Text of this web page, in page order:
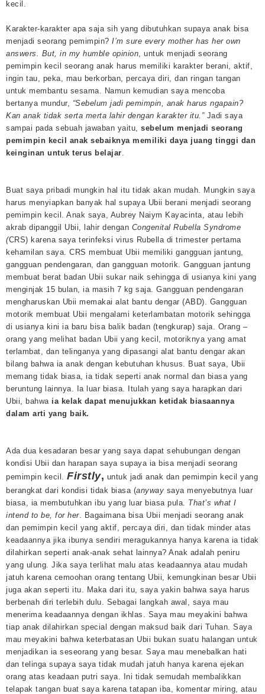
kecil.
Karakter-karakter apa saja sih yang dibutuhkan supaya anak bisa
menjadi seorang pemimpin? I’m sure every mother has her own
answers. But, in my humble opinion , untuk menjadi seorang
pemimpin kecil seorang anak harus memiliki karakter berani, aktif,
ingin tau, peka, mau berkorban, percaya diri, dan ringan tangan
untuk membantu sesama. Namun kemudian saya mencoba
bertanya mundur, “Sebelum jadi pemimpin, anak harus ngapain?
Kan anak tidak serta merta lahir dengan karakter itu.”Jadi saya
sampai pada sebuah jawaban yaitu, sebelum menjadi seorang
pemimpin kecil anak sebaiknya memiliki daya juang tinggi dan
keinginan untuk terus belajar
Buat saya pribadi mungkin hal itu tidak akan mudah. Mungkin saya
harus menyiapkan banyak hal supaya Ubii berani menjadi seorang
pemimpin kecil. Anak saya, Aubrey Naiym Kayacinta, atau lebih
akrab dipanggil Ubii, lahir dengan Congenital Rubella Syndrome
(CRS) karena saya terinfeksi virus Rubella di trimester pertama
kehamilan saya. CRS membuat Ubii memiliki gangguan jantung,
gangguan pendengaran, dan gangguan motorik. Gangguan jantung
membuat berat badan Ubii sukar naik sehingga di usianya kini yang
menginjak 15 bulan, ia masih 7 kg saja. Gangguan pendengaran
mengharuskan Ubii memakai alat bantu dengar (ABD). Gangguan
motorik membuat Ubii mengalami keterlambatan motorik sehingga
di usianya kini ia baru bisa balik badan (tengkurap) saja. Orang –
orang yang melihat badan Ubii yang kecil, motoriknya yang amat
terlambat, dan telinganya yang dipasangi alat bantu dengar akan
bilang bahwa ia anak dengan kebutuhan khusus. Buat saya, Ubii
memang tidak biasa, ia tidak seperti anak normal dan biasa yang
beruntung lainnya. Ia luar biasa. Itulah yang saya harapkan dari
Ubii, bahwa ia kelak dapat menujukkan ketidak biasaannya
dalam arti yang baik.
Ada dua kesadaran besar yang saya dapat sehubungan dengan
kondisi Ubii dan harapan saya supaya ia bisa menjadi seorang
pemimpin kecil. Firstly, untuk jadi anak dan pemimpin kecil yang
berangkat dari kondisi tidak biasa (anyway saya menyebutnya luar
biasa, ia membutuhkan ibu yang luar biasa pula. That’s what I
intend to be, for her. Bagaimana bisa Ubii menjadi seorang anak
dan pemimpin kecil yang aktif, percaya diri, dan tidak minder atas
keadaannya jika ibunya sendiri meragukannya hanya karena ia tidak
dilahirkan seperti anak-anak sehat lainnya? Anak adalah peniru
yang ulung. Jika saya terlihat malu atas keadaannya atau mudah
jatuh karena cemoohan orang tentang Ubii, kemungkinan besar Ubii
juga akan seperti itu. Maka dari itu, saya yakin bahwa saya harus
berbenah diri terlebih dulu. Sebagai langkah awal, saya mau
menerima keadaannya dengan ikhlas. Saya mau meyakini bahwa
tiap anak dilahirkan special dengan maksud baik dari Tuhan. Saya
mau meyakini bahwa keterbatasan Ubii bukan suatu halangan untuk
menjadikan ia seseorang yang besar. Saya mau menebalkan hati
dan telinga supaya saya tidak mudah jatuh hanya karena ejekan
orang atas keadaan putri saya. Ini tidak semudah membalikkan
telapak tangan buat saya karena tatapan iba, komentar miring, atau